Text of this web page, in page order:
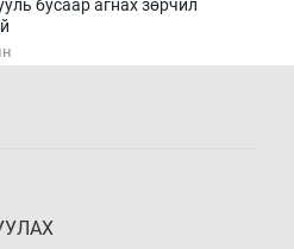
бусаар агнах зөрчил